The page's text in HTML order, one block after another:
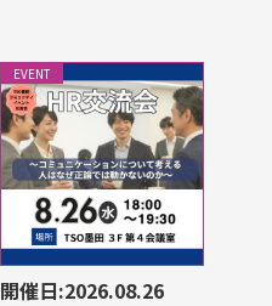
EVENT
開催日:2026.08.26